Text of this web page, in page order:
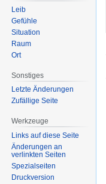
Leib
Gefühle
Situation
Raum
Ort
Sonstiges
Letzte Änderungen
Zufällige Seite
Werkzeuge
Links auf diese Seite
Änderungen an
verlinkten Seiten
Spezialseiten
Druckversion